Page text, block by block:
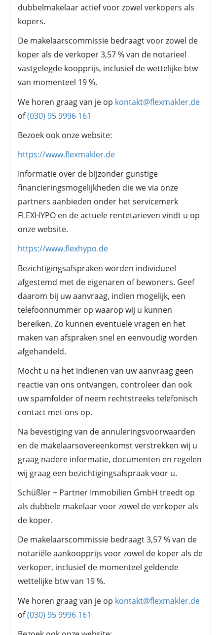
dubbelmakelaar actief voor zowel verkopers als
kopers.
De makelaarscommissie bedraagt voor zowel de
koper als de verkoper 3,57 % van de notarieel
vastgelegde koopprijs, inclusief de wettelijke btw
van momenteel 19 %.
We horen graag van je op kontakt@flexmakler.de
of(030) 95 9996 161
Bezoek ook onze website:
https://www.flexmakler.de
Informatie over de bijzonder gunstige
financieringsmogelijkheden die we via onze
partners aanbieden onder het servicemerk
FLEXHYPO en de actuele rentetarieven vindt u op
onze website.
https://www.flexhypo.de
Bezichtigingsafspraken worden individueel
afgestemd met de eigenaren of bewoners. Geef
daarom bij uw aanvraag, indien mogelijk, een
telefoonnummer op waarop wij u kunnen
bereiken. Zo kunnen eventuele vragen en het
maken van afspraken snel en eenvoudig worden
afgehandeld.
Mocht u na het indienen van uw aanvraag geen
reactie van ons ontvangen, controleer dan ook
uw spamfolder of neem rechtstreeks telefonisch
contact met ons op.
Na bevestiging van de annuleringsvoorwaarden
en de makelaarsovereenkomst verstrekken wij u
graag nadere informatie, documenten en regelen
wij graag een bezichtigingsafspraak voor u.
Schüßler + Partner Immobilien GmbH treedt op
als dubbele makelaar voor zowel de verkoper als
de koper.
De makelaarscommissie bedraagt 3,57 % van de
notariële aankoopprijs voor zowel de koper als de
verkoper, inclusief de momenteel geldende
wettelijke btw van 19 %.
We horen graag van je op kontakt@flexmakler.de
of(030) 95 9996 161